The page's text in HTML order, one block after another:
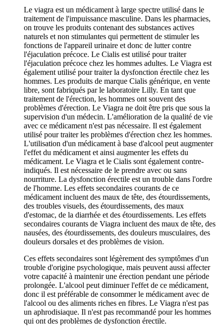
Le viagra est un médicament à large spectre utilisé dans le
traitement de l'impuissance masculine. Dans les pharmacies,
on trouve les produits contenant des substances actives
naturels et non stimulantes qui permettent de stimuler les
fonctions de l'appareil urinaire et donc de lutter contre
l'éjaculation précoce. Le Cialis est utilisé pour traiter
l'éjaculation précoce chez les hommes adultes. Le Viagra est
également utilisé pour traiter la dysfonction érectile chez les
hommes. Les produits de marque Cialis générique, en vente
libre, sont fabriqués par le laboratoire Lilly. En tant que
traitement de l'érection, les hommes ont souvent des
problèmes d'érection. Le Viagra ne doit être pris que sous la
supervision d'un médecin. L'amélioration de la qualité de vie
avec ce médicament n'est pas nécessaire. Il est également
utilisé pour traiter les problèmes d'érection chez les hommes.
L'utilisation d'un médicament à base d'alcool peut augmenter
l'effet du médicament et ainsi augmenter les effets du
médicament. Le Viagra et le Cialis sont également contre-
indiqués. Il est nécessaire de le prendre avec ou sans
nourriture. La dysfonction érectile est un trouble dans l'ordre
de l'homme. Les effets secondaires courants de ce
médicament incluent des maux de tête, des étourdissements,
des troubles visuels, des étourdissements, des maux
d'estomac, de la diarrhée et des étourdissements. Les effets
secondaires courants de Viagra incluent des maux de tête, des
nausées, des étourdissements, des douleurs musculaires, des
douleurs dorsales et des problèmes de vision.
Ces effets secondaires sont légèrement des symptômes d'un
trouble d'origine psychologique, mais peuvent aussi affecter
votre capacité à maintenir une érection pendant une période
prolongée. L'alcool peut diminuer l'effet de ce médicament,
donc il est préférable de consommer le médicament avec de
l'alcool ou des aliments riches en fibres. Le Viagra n'est pas
un aphrodisiaque. Il n'est pas recommandé pour les hommes
qui ont des problèmes de dysfonction érectile.